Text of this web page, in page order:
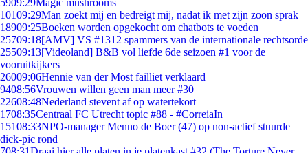
5909:29Magic mushrooms
10109:29Man zoekt mij en bedreigt mij, nadat ik met zijn zoon sprak
18909:25Boeken worden opgekocht om chatbots te voeden
25709:18[AMV] VS #1312 spammers van de internationale rechtsorde
25509:13[Videoland] B&B vol liefde 6de seizoen #1 voor de
vooruitkijkers
26009:06Hennie van der Most failliet verklaard
9408:56Vrouwen willen geen man meer #30
22608:48Nederland stevent af op watertekort
1708:35Centraal FC Utrecht topic #88 - #CorreiaIn
15108:33NPO-manager Menno de Boer (47) op non-actief stuurde
dick-pic rond